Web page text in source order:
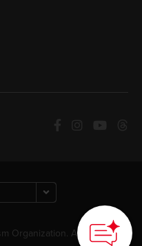
Organization. Alle Rechte